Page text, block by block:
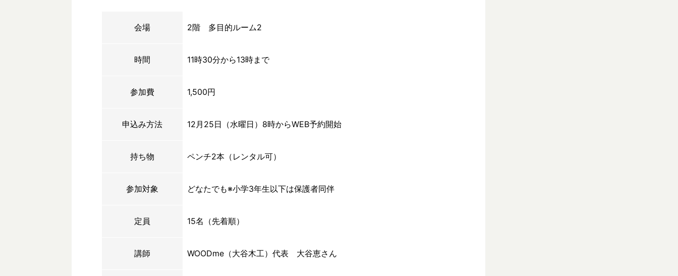
会場 2階 多目的ルーム2
時間 11時30分から13時まで
参加費 1,500円
申込み方法 12月25日（水曜日）8時からWEB予約開始
持ち物 ペンチ2本（レンタル可）
参加対象 どなたでも※小学3年生以下は保護者同伴
定員 15名（先着順）
講師 WOODme（大谷木工）代表 大谷恵さん